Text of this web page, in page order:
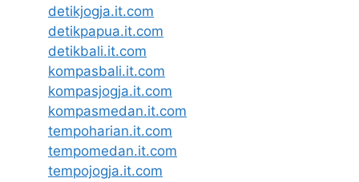
detikjogja.it.com
detikpapua.it.com
detikbali.it.com
kompasbali.it.com
kompasjogja.it.com
kompasmedan.it.com
tempoharian.it.com
tempomedan.it.com
tempojogja.it.com